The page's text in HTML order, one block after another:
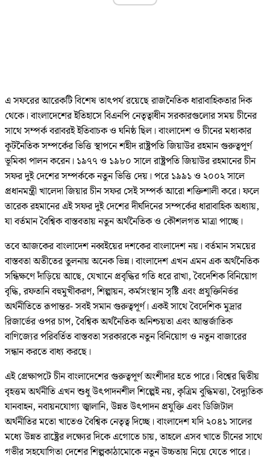
এ সফরের আরেকটি বিশেষ তাৎপর্য রয়েছে রাজনৈতিক ধারাবাহিকতার দিক
থেকে। বাংলাদেশের ইতিহাসে বিএনপি নেতৃত্বাধীন সরকারগুলোর সময় চীনের
সাথে সম্পর্ক বরাবরই ইতিবাচক ও ঘনিষ্ঠ ছিল। বাংলাদেশ ও চীনের মধ্যকার
কূটনৈতিক সম্পর্কের ভিত্তি স্থাপনে শহীদ রাষ্ট্রপতি জিয়াউর রহমান গুরুত্বপূর্ণ
ভূমিকা পালন করেন। ১৯৭৭ ও ১৯৮০ সালে রাষ্ট্রপতি জিয়াউর রহমানের চীন
সফর দুই দেশের সম্পর্ককে নতুন ভিত্তি দেয়। পরে ১৯৯১ ও ২০০২ সালে
প্রধানমন্ত্রী খালেদা জিয়ার চীন সফর সেই সম্পর্ক আরো শক্তিশালী করে। ফলে
তারেক রহমানের এই সফর দুই দেশের দীর্ঘদিনের সম্পর্কের ধারাবাহিক অধ্যায়,
যা বর্তমান বৈশ্বিক বাস্তবতায় নতুন অর্থনৈতিক ও কৌশলগত মাত্রা পাচ্ছে।
তবে আজকের বাংলাদেশ নব্বইয়ের দশকের বাংলাদেশ নয়। বর্তমান সময়ের
বাস্তবতা অতীতের তুলনায় অনেক ভিন্ন। বাংলাদেশ এখন এমন এক অর্থনৈতিক
সন্ধিক্ষণে দাঁড়িয়ে আছে, যেখানে প্রবৃদ্ধির গতি ধরে রাখা, বৈদেশিক বিনিয়োগ
বৃদ্ধি, রফতানি বহুমুখীকরণ, শিল্পায়ন, কর্মসংস্থান সৃষ্টি এবং প্রযুক্তিনির্ভর
অর্থনীতিতে রূপান্তর- সবই সমান গুরুত্বপূর্ণ। একই সাথে বৈদেশিক মুদ্রার
রিজার্ভের ওপর চাপ, বৈশ্বিক অর্থনৈতিক অনিশ্চয়তা এবং আন্তর্জাতিক
বাণিজ্যের পরিবর্তিত বাস্তবতা সরকারকে নতুন বিনিয়োগ ও নতুন বাজারের
সন্ধান করতে বাধ্য করছে।
এই প্রেক্ষাপটে চীন বাংলাদেশের গুরুত্বপূর্ণ অংশীদার হতে পারে। বিশ্বের দ্বিতীয়
বৃহত্তম অর্থনীতি এখন শুধু উৎপাদনশীল শিল্পেই নয়, কৃত্রিম বুদ্ধিমত্তা, বৈদ্যুতিক
যানবাহন, নবায়নযোগ্য জ্বালানি, উন্নত উৎপাদন প্রযুক্তি এবং ডিজিটাল
অর্থনীতির মতো খাতেও বৈশ্বিক নেতৃত্ব দিচ্ছে। বাংলাদেশ যদি ২০৪১ সালের
মধ্যে উন্নত রাষ্ট্রের লক্ষ্যের দিকে এগোতে চায়, তাহলে এসব খাতে চীনের সাথে
গভীর সহযোগিতা দেশের শিল্পকাঠামোকে নতুন উচ্চতায় নিয়ে যেতে পারে।